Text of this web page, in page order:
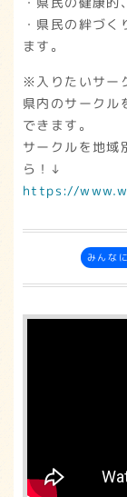
・県民の絆づ
ます。
※入りたいサー
県内のサークル
できます。
サークルを地域
ら！↓
https://
みんな